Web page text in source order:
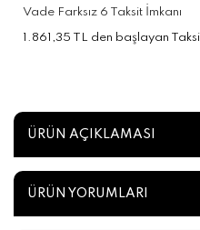
Vade Farksız 6 Taksit İmkanı
1.861,35 TL den başlayan
ÜRÜN AÇIKLAMASI
ÜRÜN YORUMLARI